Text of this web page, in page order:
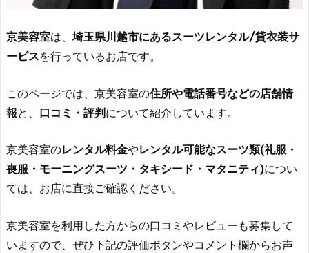
京美容室は、 埼玉県川越市にあるスーツレンタル/貸衣装サ
ービスを行っているお店です。
このページでは、京美容室の住所や電話番号などの店舗情
報と、 口コミ・評判について紹介しています。
京美容室のレンタル料金やレンタル可能なスーツ類(礼服・
喪服・モーニングスーツ・タキシード・マタニティ)につい
ては、お店に直接ご確認ください。
京美容室を利用した方からの口コミやレビューも募集して
いますので、ぜひ下記の評価ボタンやコメント欄からお声